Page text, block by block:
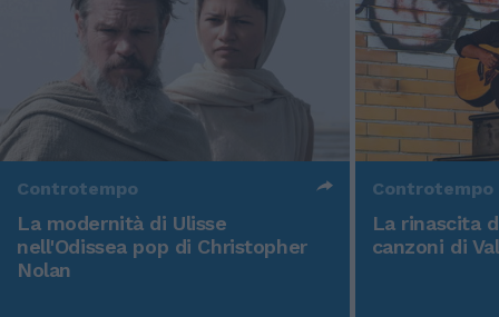
Controtempo
La modernità di Ulisse
nell'Odissea pop di Christopher
Nolan
Controtempo
La rinascita
canzoni di